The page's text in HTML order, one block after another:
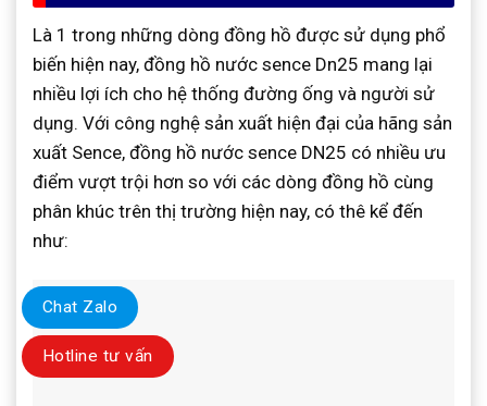
Là 1 trong những dòng đồng hồ được sử dụng phổ
biến hiện nay, đồng hồ nước sence Dn25 mang lại
nhiều lợi ích cho hệ thống đường ống và người sử
dụng. Với công nghệ sản xuất hiện đại của hãng sản
xuất Sence, đồng hồ nước sence DN25 có nhiều ưu
điểm vượt trội hơn so với các dòng đồng hồ cùng
phân khúc trên thị trường hiện nay, có thê kể đến
như:
Chat Zalo
Hotline tư vấn